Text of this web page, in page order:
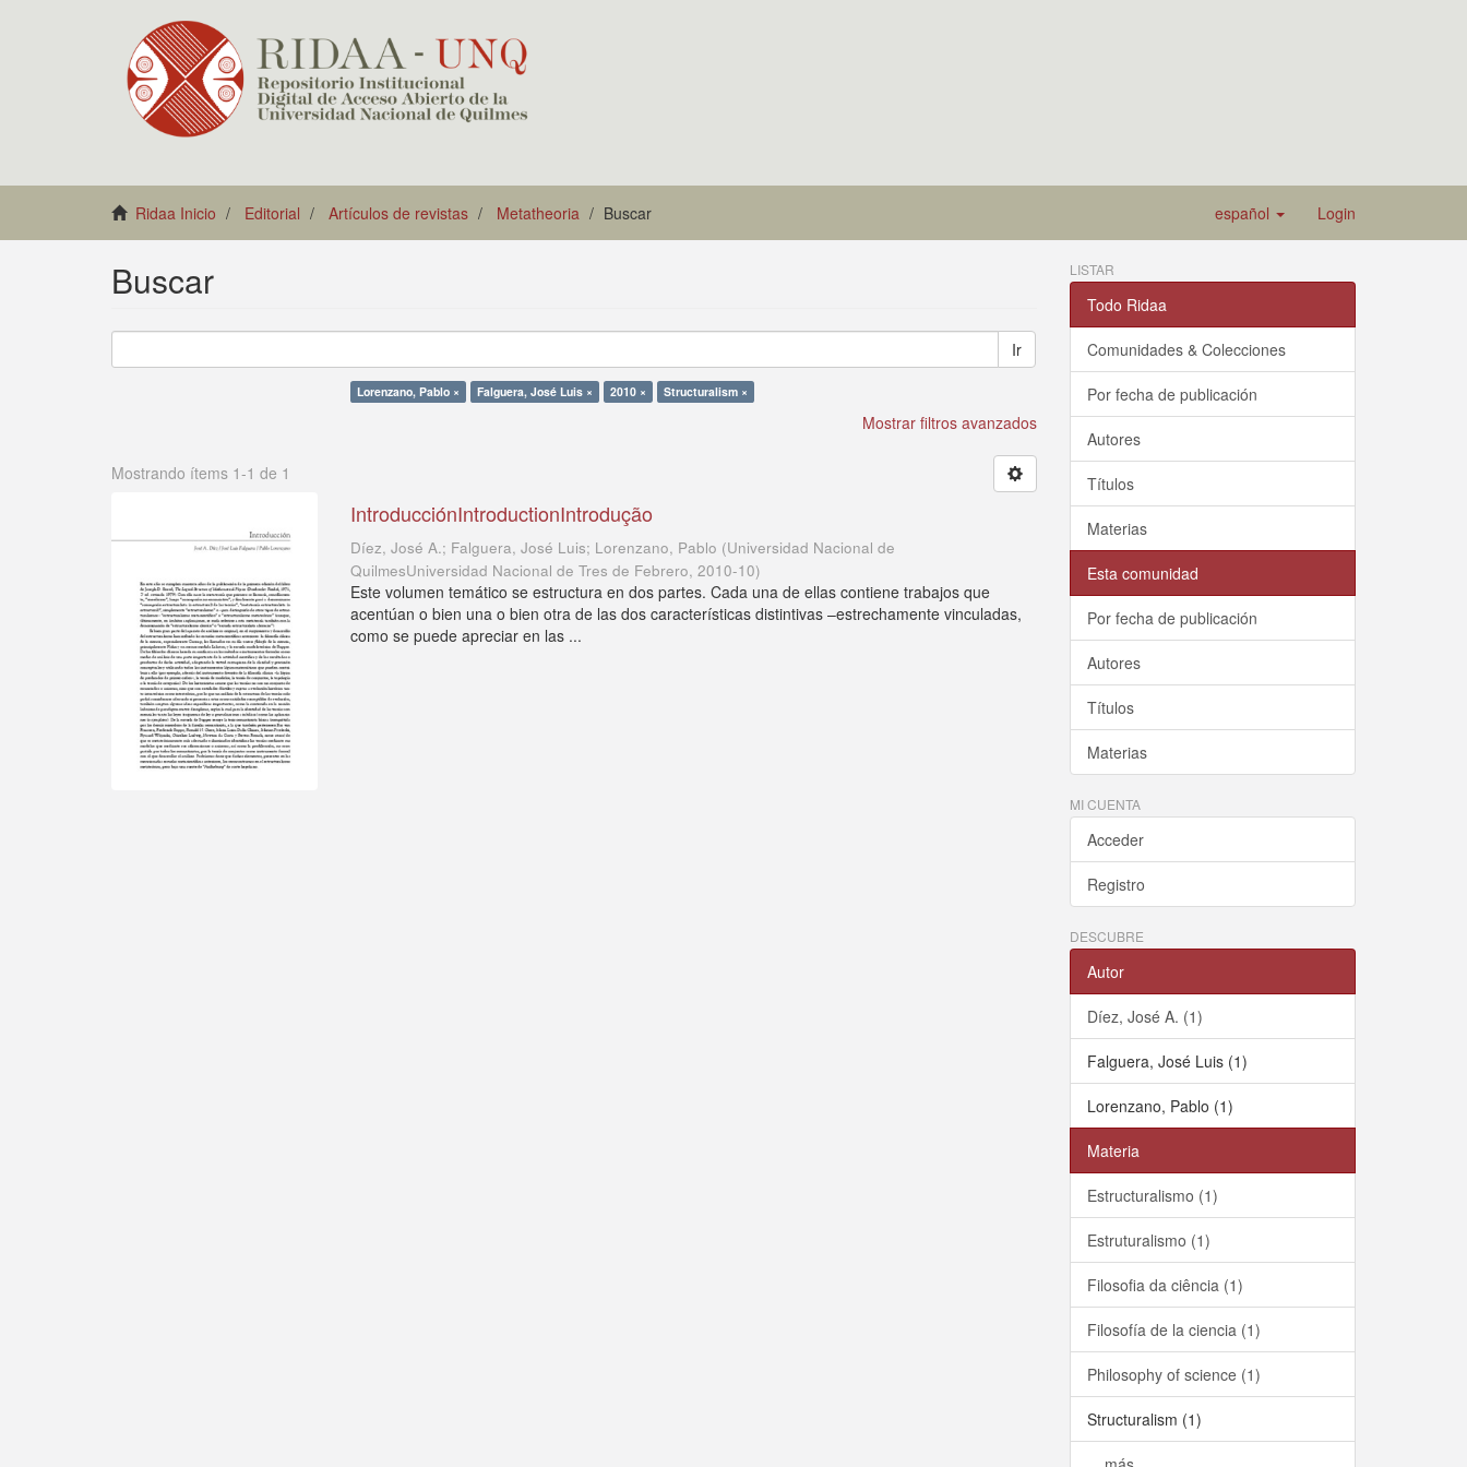
Ridaa Inicio Editorial Artículos de revistas Metatheoria Buscar español Login
Buscar
Ir
Lorenzano, Pablo × Falguera, José Luis × 2010 × Structuralism ×
Mostrar filtros avanzados
Mostrando ítems 1-1 de 1
IntroducciónIntroductionIntrodução
Díez, José A.; Falguera, José Luis; Lorenzano, Pablo (Universidad Nacional de
QuilmesUniversidad Nacional de Tres de Febrero,2010-10)
Este volumen temático se estructura en dos partes. Cada una de ellas contiene trabajos que
acentúan o bien una o bien otra de las dos características distintivas –estrechamente vinculadas,
como se puede apreciar en las ...
LISTAR
Todo Ridaa
Comunidades & Colecciones
Por fecha de publicación
Autores
Títulos
Materias
Esta comunidad
Por fecha de publicación
Autores
Títulos
Materias
MI CUENTA
Acceder
Registro
DESCUBRE
Autor
Díez, José A. (1)
Falguera, José Luis (1)
Lorenzano, Pablo (1)
Materia
Estructuralismo (1)
Estruturalismo (1)
Filosofia da ciência (1)
Filosofía de la ciencia (1)
Philosophy of science (1)
Structuralism (1)